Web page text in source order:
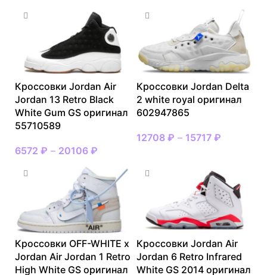
Кроссовки Jordan Air
Jordan 13 Retro Black
White Gum GS оригинал
55710589
6572 ₽ – 20106 ₽
Кроссовки Jordan Delta
2 white royal оригинал
602947865
12708 ₽ – 15717 ₽
Кроссовки OFF-WHITE x
Jordan Air Jordan 1 Retro
High White GS оригинал
Кроссовки Jordan Air
Jordan 6 Retro Infrared
White GS 2014 оригинал